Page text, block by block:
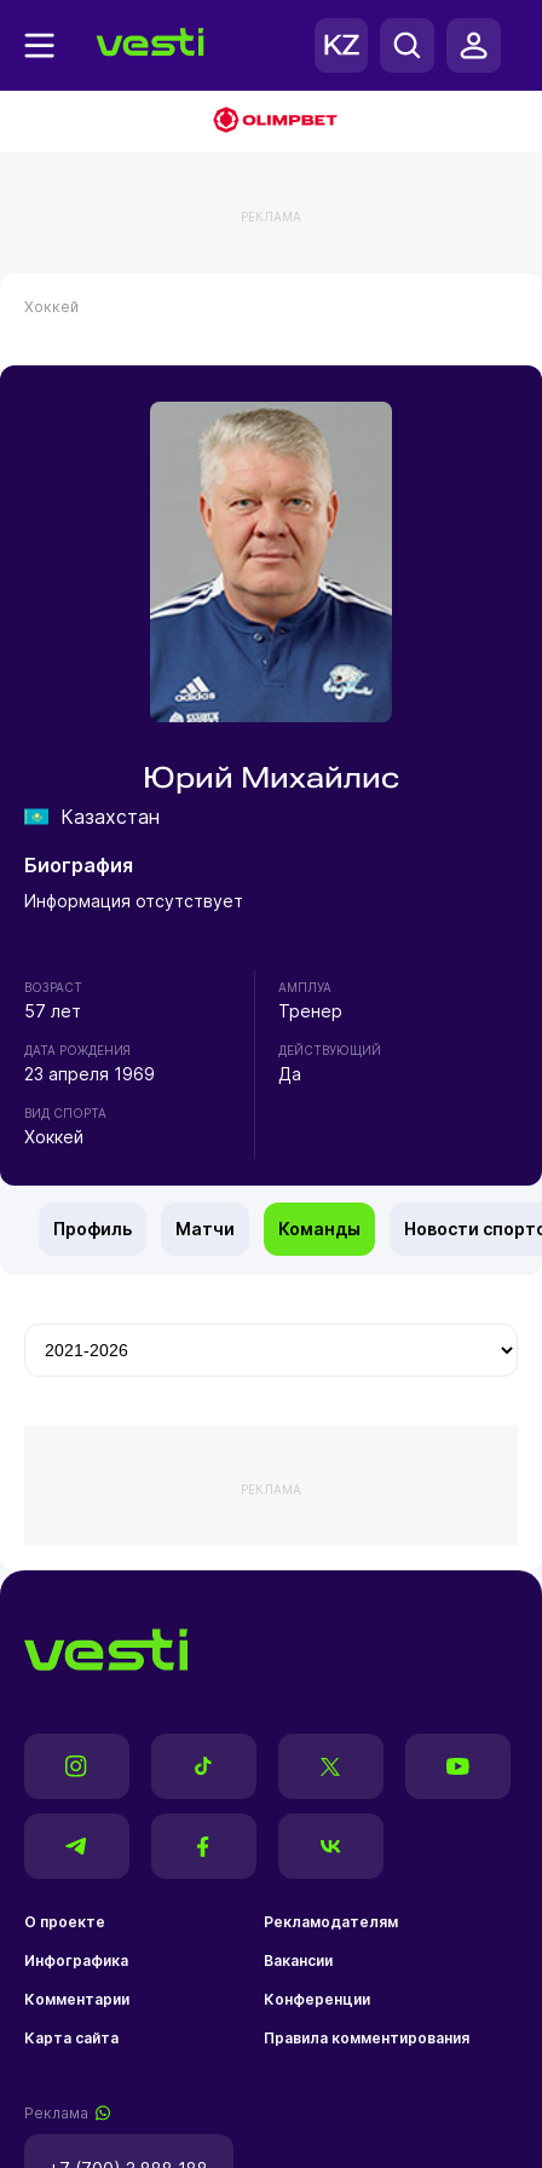
РЕКЛАМА
Хоккей
Юрий Михайлис
Казахстан
Биография
Информация отсутствует
ВОЗРАСТ
57 лет
ДАТА РОЖДЕНИЯ
23 апреля 1969
ВИД СПОРТА
Хоккей
АМПЛУА
Тренер
ДЕЙСТВУЮЩИЙ
Да
Профиль Матчи Команды Новости
РЕКЛАМА
О проекте Рекламодателям
Инфографика Вакансии
Комментарии Конференции
Карта сайта Правила комментирования
Реклама